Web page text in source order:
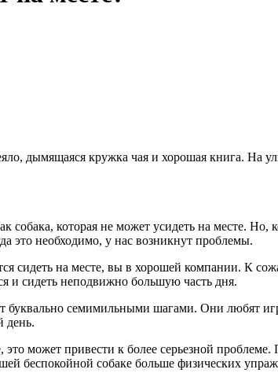
дымящаяся кружка чая и хорошая книга. На
собака, которая не может усидеть на месте.
это необходимо, у нас возникнут проблемы.
сидеть на месте, вы в хорошей компании. К
и сидеть неподвижно большую часть дня.
буквально семимильными шагами. Они любят
день.
может привести к более серьезной
беспокойной собаке больше физических